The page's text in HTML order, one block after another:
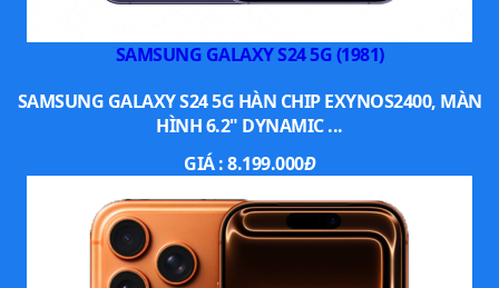
SAMSUNG GALAXY S24 5G (1981)
SAMSUNG GALAXY S24 5G HÀN CHIP EXYNOS2400, MÀN
HÌNH 6.2" DYNAMIC ...
GIÁ :8.199.000Đ